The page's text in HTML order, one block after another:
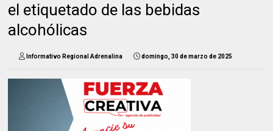
el etiquetado de las bebidas
alcohólicas
Informativo Regional Adrenalina domingo, 30 de marzo de 2025